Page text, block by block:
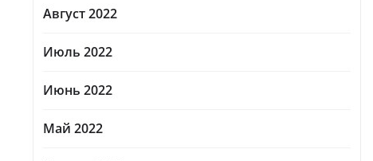
Август 2022
Июль 2022
Июнь 2022
Май 2022